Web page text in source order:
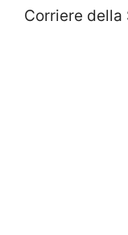
Corriere della